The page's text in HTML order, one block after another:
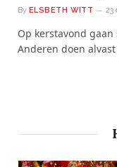
By ELSBETH WITT 23
Op kerstavond
Anderen doen